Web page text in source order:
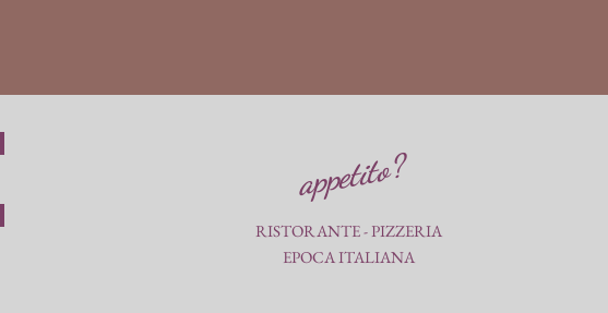
appetito?
RISTORANTE - PIZZERIA
EPOCA ITALIANA